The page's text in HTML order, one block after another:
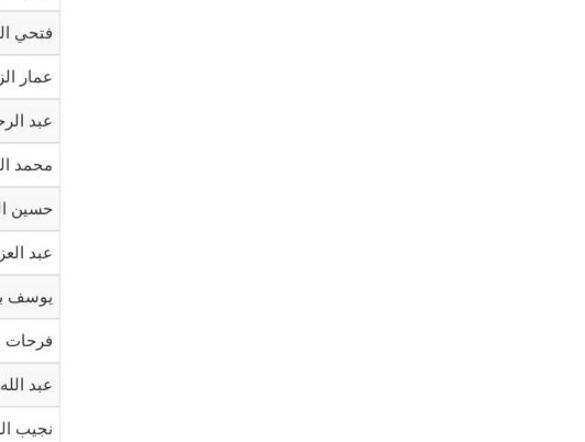
فتحي
عمار
عبد
محمد
حسين
عبد
يوسف
فرحات
عبد
نجيب